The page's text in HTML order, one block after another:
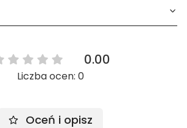
0.00
Liczba ocen: 0
Oceń i opisz